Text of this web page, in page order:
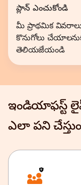
ప్లాన్ ఎంచుకోండి
మీ ప్రాథమిక
కొనుగోలు
తెలియజేయండి
ఇండియాఫస్ట్
ఎలా పని